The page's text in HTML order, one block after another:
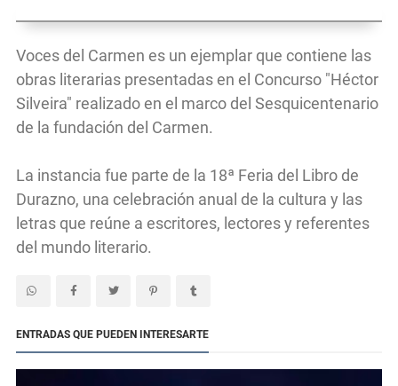
Voces del Carmen es un ejemplar que contiene las
obras literarias presentadas en el Concurso "Héctor
Silveira" realizado en el marco del Sesquicentenario
de la fundación del Carmen.
La instancia fue parte de la 18ª Feria del Libro de
Durazno, una celebración anual de la cultura y las
letras que reúne a escritores, lectores y referentes
del mundo literario.
ENTRADAS QUE PUEDEN INTERESARTE